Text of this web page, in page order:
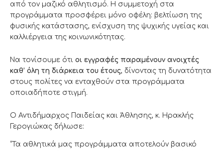
από τον μαζικό αθλητισμό. Η συμμετοχή στα
προγράμματα προσφέρει μόνο οφέλη: βελτίωση της
φυσικής κατάστασης, ενίσχυση της ψυχικής υγείας και
καλλιέργεια της κοινωνικότητας.
Να τονίσουμε ότι οι εγγραφές παραμένουν ανοιχτές
καθ’ όλη τη διάρκεια του έτους, δίνοντας τη δυνατότητα
στους πολίτες να ενταχθούν στα προγράμματα
οποιαδήποτε στιγμή.
Ο Αντιδήμαρχος Παιδείας και Άθλησης, κ. Ηρακλής
Γερογιώκας δήλωσε:
“Τα αθλητικά μας προγράμματα αποτελούν βασικό